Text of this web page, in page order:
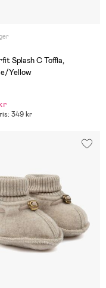
Splash C Toffla,
Yellow
349 kr